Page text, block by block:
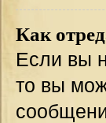
Как
Если вы
то вы